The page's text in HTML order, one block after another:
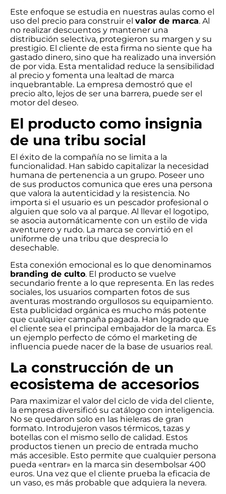
Este enfoque se estudia en nuestras aulas como el
uso del precio para construir el valor de marca. Al
no realizar descuentos y mantener una
distribución selectiva, protegieron su margen y su
prestigio. El cliente de esta firma no siente que ha
gastado dinero, sino que ha realizado una inversión
de por vida. Esta mentalidad reduce la sensibilidad
al precio y fomenta una lealtad de marca
inquebrantable. La empresa demostró que el
precio alto, lejos de ser una barrera, puede ser el
motor del deseo.
El producto como insignia
de una tribu social
El éxito de la compañía no se limita a la
funcionalidad. Han sabido capitalizar la necesidad
humana de pertenencia a un grupo. Poseer uno
de sus productos comunica que eres una persona
que valora la autenticidad y la resistencia. No
importa si el usuario es un pescador profesional o
alguien que solo va al parque. Al llevar el logotipo,
se asocia automáticamente con un estilo de vida
aventurero y rudo. La marca se convirtió en el
uniforme de una tribu que desprecia lo
desechable.
Esta conexión emocional es lo que denominamos
branding de culto. El producto se vuelve
secundario frente a lo que representa. En las redes
sociales, los usuarios comparten fotos de sus
aventuras mostrando orgullosos su equipamiento.
Esta publicidad orgánica es mucho más potente
que cualquier campaña pagada. Han logrado que
el cliente sea el principal embajador de la marca. Es
un ejemplo perfecto de cómo el marketing de
influencia puede nacer de la base de usuarios real.
La construcción de un
ecosistema de accesorios
Para maximizar el valor del ciclo de vida del cliente,
la empresa diversificó su catálogo con inteligencia.
No se quedaron solo en las hieleras de gran
formato. Introdujeron vasos térmicos, tazas y
botellas con el mismo sello de calidad. Estos
productos tienen un precio de entrada mucho
más accesible. Esto permite que cualquier persona
pueda «entrar» en la marca sin desembolsar 400
euros. Una vez que el cliente prueba la eficacia de
un vaso, es más probable que adquiera la nevera.